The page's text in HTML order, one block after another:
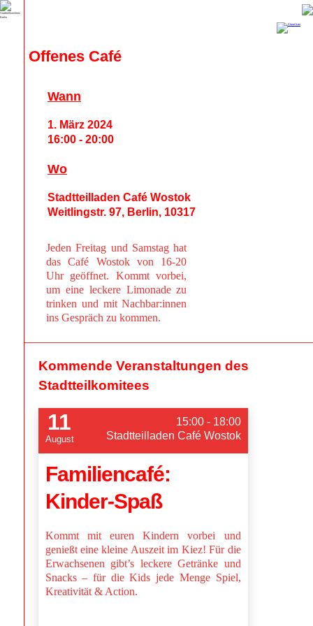
Offenes Café
Jeden Freitag und Samstag hat
das Café Wostok von 16-20
Uhr geöffnet. Kommt vorbei,
um eine leckere Limonade zu
trinken und mit Nachbar:innen
ins Gespräch zu kommen.
Wann
1. März 2024
16:00 - 20:00
Wo
Stadtteilladen Café Wostok
Weitlingstr. 97, Berlin, 10317
Kommende Veranstaltungen des
Stadtteilkomitees
11
August
15:00 - 18:00
Stadtteilladen Café Wostok
Familiencafé:
Kinder-Spaß
Kommt mit euren Kindern vorbei und
genießt eine kleine Auszeit im Kiez! Für die
Erwachsenen gibt’s leckere Getränke und
Snacks – für die Kids jede Menge Spiel,
Kreativität & Action.